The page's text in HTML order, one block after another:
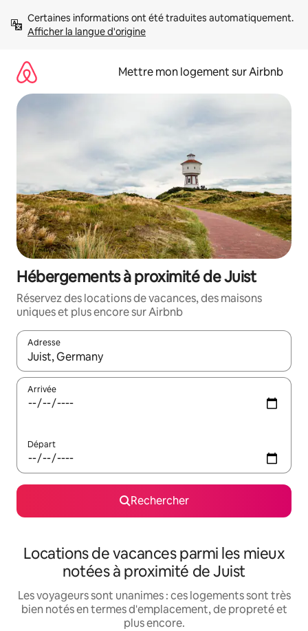
directement
Afficher la langue d'origine
Mettre mon logement sur Airbnb
Hébergements à proximité de Juist
Réservez des locations de vacances, des maisons
uniques et plus encore sur Airbnb
Adresse
Lorsque les résultats s'affichent, utilisez les flèches vers le
Arrivée
Départ
Rechercher
Locations de vacances parmi les mieux
notées à proximité de Juist
Les voyageurs sont unanimes : ces logements sont très
bien notés en termes d'emplacement, de propreté et
plus encore.